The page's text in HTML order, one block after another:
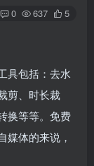
0 637 5
具包括：去水
剪、时长裁
换等等。免费
媒体的来说，